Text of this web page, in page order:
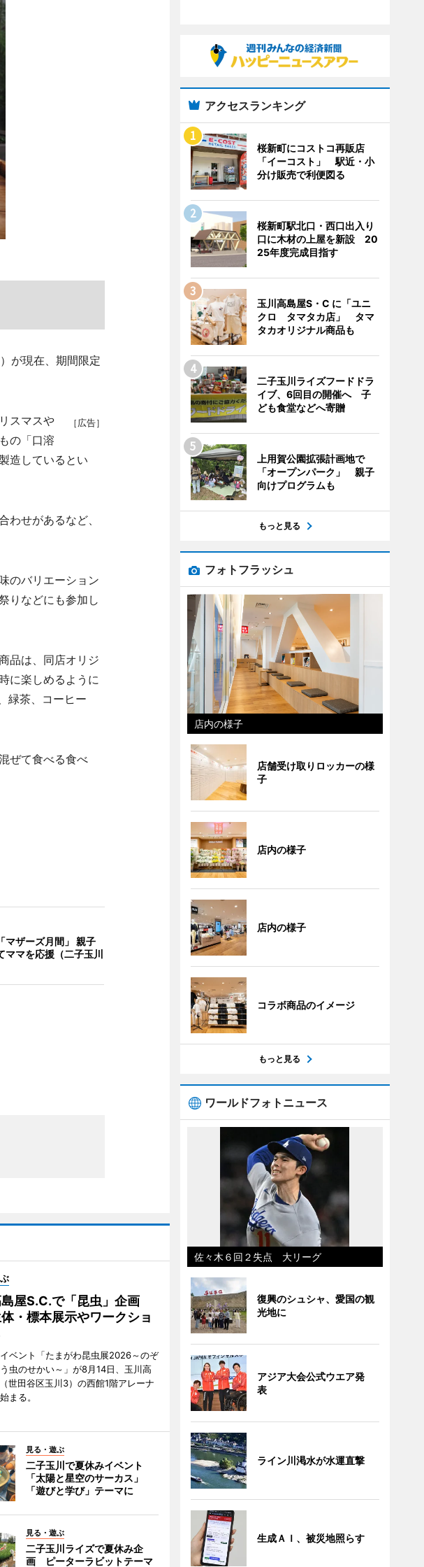
が現在、期間限定
［広告］
スマスや
の「口溶
造しているとい
せがあるなど、
のバリエーション
りなどにも参加し
品は、同店オリジ
に楽しめるように
緑茶、コーヒー
ぜて食べる食べ
マザーズ月間」 親子
ママを応援（二子玉川
屋S.C.で「昆虫」企画
・標本展示やワークショ
ベント「たまがわ昆虫展2026～のぞ
虫のせかい～」が8月14日、玉川高
世田谷区玉川3）の西館1階アレーナ
まる。
見る・遊ぶ
二子玉川で夏休みイベント
「太陽と星空のサーカス」
「遊びと学び」テーマに
見る・遊ぶ
二子玉川ライズで夏休み企
画 ピーターラビットテーマ
アクセスランキング
桜新町にコストコ再販店
「イーコスト」 駅近・小
分け販売で利便図る
桜新町駅北口・西口出入り
口に木材の上屋を新設 20
25年度完成目指す
玉川高島屋S・C に「ユニ
クロ タマタカ店」 タマ
タカオリジナル商品も
二子玉川ライズフードドラ
イブ、6回目の開催へ 子
ども食堂などへ寄贈
上用賀公園拡張計画地で
「オープンパーク」 親子
向けプログラムも
もっと見る
フォトフラッシュ
店内の様子
店舗受け取りロッカーの様
子
店内の様子
店内の様子
コラボ商品のイメージ
もっと見る
ワールドフォトニュース
佐々木６回２失点 大リーグ
復興のシュシャ、愛国の観
光地に
アジア大会公式ウエア発
表
ライン川渇水が水運直撃
生成ＡＩ、被災地照らす